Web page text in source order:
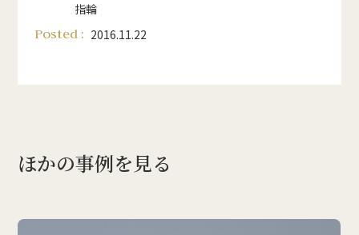
指輪
Posted : 2016.11.22
ほかの事例を見る